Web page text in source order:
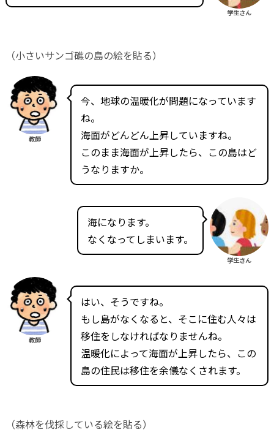
学生さん
（小さいサンゴ礁の島の絵を貼る）
教師
今、地球の温暖化が問題になっています
ね。
海面がどんどん上昇していますね。
このまま海面が上昇したら、この島はど
うなりますか。
海になります。
なくなってしまいます。
学生さん
教師
はい、そうですね。
もし島がなくなると、そこに住む人々は
移住をしなければなりませんね。
温暖化によって海面が上昇したら、この
島の住民は移住を余儀なくされます。
（森林を伐採している絵を貼る）